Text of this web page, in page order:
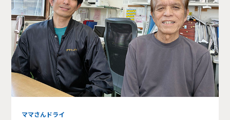
ママさんドライ